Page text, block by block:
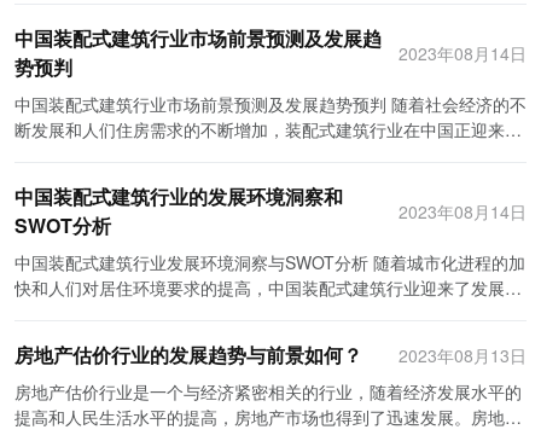
将迎来更加繁荣的未来。
政府的政策支持和经济的快速发展为该行业提供了良好的发展前景。
同时，社会对建筑设计软件的需求不断增加，技术不断创新也为该行
竞争激烈、技术更新换代等。因此，建筑设计软件企业应积极应对市
场变化，提高技术能力和核心竞争力，不断创新和优化产品以及服
资金来源来支持行业的快速发展。 同时，科技地产行业的收入也较
高。由于科技地产行业的技术含量高，服务品质好，因此能够吸引高
端客户和企业对其租赁和使用。科技地产项目通常配备先进的设施和
服务，如高速网络、智能设备等。这些高水平的配置和服务能够满足
客户的不同需求，提高客户的满意度，进而带来更高的租金收入。因
技地产行业凭借先进的技术和优质的服务，在市场上表现出色。但其
中的技术研发和应用以及高额的成本投入也是不可忽视的。因此，在
发展科技地产行业的过程中，我们需要形成合理的技术路线和研发规
划，同时，也需要稳定的资金来源来支持行业的发展。只有技术和资
金两方面的双管齐下，科技地产行业才能持续发展并取得更大的成
式建筑在环境保护方面具有巨大潜力。与传统建筑相比，装配式建筑
更加节能环保。由于在工厂内进行制造，装配式建筑可以减少现场工
地的粉尘、噪音等污染，降低施工过程对周围环境的影响。此外，装
配式建筑设计更加注重节能减排，通过使用更好的保温材料、太阳能
发电系统等，实现更高的能源效率。 最后，装配式建筑行业还面临一
建筑是一项新兴的建筑技术，其相关法规和标准还不够完善。此外，
装配式建筑的设计和施工需要高度的技术和工程能力，缺乏相关专业
度和接受度相对较低。传统观念认为，装配式建筑质量不如传统建
筑，并且缺乏个性化设计。因此，推广装配式建筑需要改变人们的认
于快速发展阶段。亚太地区成为全球发展最快的地区之一，装配式建
筑的环保潜力和优势得到广泛认可。然而，行业仍然面临技术和人才
瓶颈，以及消费者认知度和接受度的问题。为了进一步推动装配式建
筑行业的发展，政府、企业和学术界需要加强合作，提高技术水平，
提供了积极的政策环境和发展机遇。 其次，中国新基建行业的发展迅
猛。在国家政策的推动下，中国新基建行业取得了长足的发展。从数
字基建、智能基建到绿色基建，新基建行业的应用范围不断扩展，每
年都有大量的项目落地。数字基建方面，5G网络的建设、数据中心
的构建和云计算平台的搭建成为重点项目。智能基建方面，智慧城市
色基建也成为行业发展的热点，包括可再生能源项目、智能水利工程
和生态环境保护工程等。 最后，中国新基建行业市场规模巨大。根据
势。以5G基站为例，预计到2025年，中国5G基站的数量将超过50万
个，市场规模将超过1000亿元。其他领域的市场规模也在不断扩大，
发展和技术进步，新基建项目将越来越多，市场潜力巨大。 总之，中
展以及市场规模的不断扩大，都为新基建行业的发展奠定了坚实的基
础。未来，随着智能科技的不断进步和行业发展需求的增长，新基建
中国装配式建筑行业仍需进一步优化投资战略规划，以保持其竞争力
和可持续发展。本文将针对此问题提出一些建议。 首先，加强装配式
建筑行业的技术研发和创新能力是投资战略规划的关键。目前装配式
建筑技术还存在着一定的局限性，例如适用范围有限、施工难度大等
建立合作关系，共同开展技术研究和项目实施，有助于提高装配式建
筑的质量和效率，提高行业竞争力。 其次，提供良好的政策和法规环
境对装配式建筑行业的发展至关重要。政府应加大对装配式建筑行业
的支持力度，制定相关政策和法规，为该行业提供便利和激励。建立
标准化和规范化的评估体系，将零部件生产、物流配送、施工安装等
范进行监管和评价，确保装配式建筑的质量和安全。此外，政府还可
配式建筑工程，加速行业的发展。 第三，培养具有专业知识和技能的
工人队伍是提高装配式建筑行业竞争力的关键。目前，装配式建筑行
中国装配式建筑行业市场前景预测及发展趋
势预判
2023年08月14日
中国装配式建筑行业市场前景预测及发展趋势预判 随着社会经济的不
断发展和人们住房需求的不断增加，装配式建筑行业在中国正迎来一
工周期短、质量可控、资源节约等诸多优势，正在逐渐受到政府、企
业以及居民的广泛关注和认可。因此，我们可以预测中国装配式建筑
行业的市场前景将变得更加广阔，并且有着明显的发展趋势。 首先，
政府的大力支持将促使装配式建筑行业的快速发展。中国政府在城市
化进程中一直非常重视住房问题，并对装配式建筑行业提供了一系列
政策等多方面的措施。政府的大力支持将为装配式建筑行业提供强大
的动力，从而带动其市场规模的不断扩大。 其次，人们对健康环保居
住方式的追求将推动装配式建筑行业的发展。传统的施工方式存在着
较高的环境污染和资源浪费问题，而装配式建筑恰恰能够解决这些问
中国装配式建筑行业的发展环境洞察和
SWOT分析
2023年08月14日
中国装配式建筑行业发展环境洞察与SWOT分析 随着城市化进程的加
快和人们对居住环境要求的提高，中国装配式建筑行业迎来了发展的
有节能环保、施工快速、质量可控以及灵活度高等优点。本文将对中
国装配式建筑行业的发展环境进行洞察，并进行SWOT分析。 首先，
从环境因素来看，我国提出了以区域发展为导向的城市化进程，同时
也注重生态环境问题的解决。这就为装配式建筑提供了机会，因为它
房地产估价行业的发展趋势与前景如何？
2023年08月13日
房地产估价行业是一个与经济紧密相关的行业，随着经济发展水平的
提高和人民生活水平的提高，房地产市场也得到了迅速发展。房地产